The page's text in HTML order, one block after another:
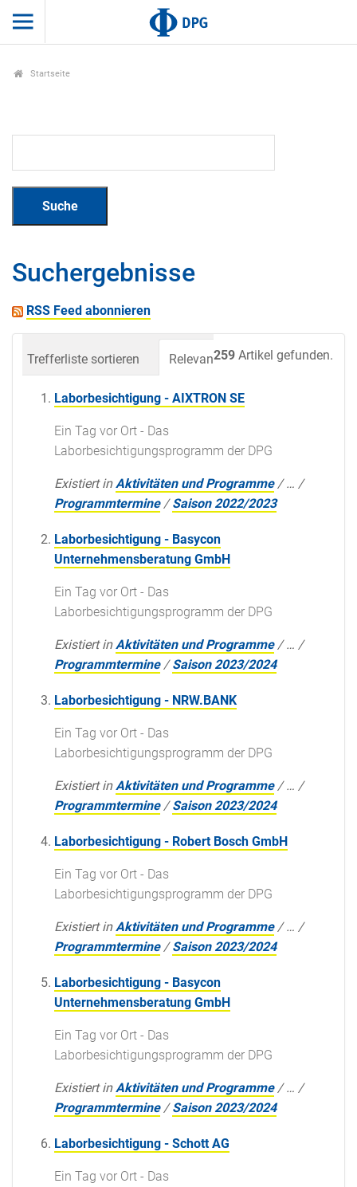
Startseite
Suchergebnisse
RSS Feed abonnieren
259 Artikel gefunden.
Trefferliste sortieren Relevanz Datum
Laborbesichtigung - AIXTRON SE
Ein Tag vor Ort - Das
Laborbesichtigungsprogramm der DPG
Existiert in Aktivitäten und Programme /… /
Programmtermine /Saison 2022/2023
Laborbesichtigung - Basycon
Unternehmensberatung GmbH
Ein Tag vor Ort - Das
Laborbesichtigungsprogramm der DPG
Existiert in Aktivitäten und Programme /… /
Programmtermine /Saison 2023/2024
Laborbesichtigung - NRW.BANK
Ein Tag vor Ort - Das
Laborbesichtigungsprogramm der DPG
Existiert in Aktivitäten und Programme /… /
Programmtermine /Saison 2023/2024
Laborbesichtigung - Robert Bosch GmbH
Ein Tag vor Ort - Das
Laborbesichtigungsprogramm der DPG
Existiert in Aktivitäten und Programme /… /
Programmtermine /Saison 2023/2024
Laborbesichtigung - Basycon
Unternehmensberatung GmbH
Ein Tag vor Ort - Das
Laborbesichtigungsprogramm der DPG
Existiert in Aktivitäten und Programme /… /
Programmtermine /Saison 2023/2024
Laborbesichtigung - Schott AG
Ein Tag vor Ort - Das